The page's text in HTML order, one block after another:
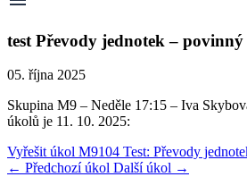
test Převody jednotek – povinný
05. října 2025
Skupina M9 – Neděle 17:15 – Iva
úkolů je 11. 10. 2025:
Vyřešit úkol M9104 Test: Převody
← Předchozí úkol Další úkol →